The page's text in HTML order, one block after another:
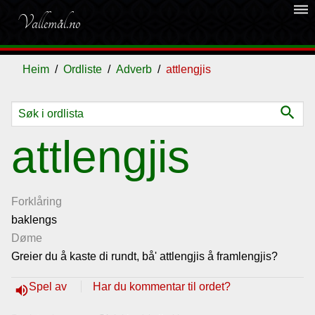
Vallemål.no
dehaze
Heim Ordliste Adverb attlengjis
search
attlengjis
Forklåring
baklengs
Døme
Greier du å kaste di rundt, bå' attlengjis å framlengjis?
volume_upSpel av Har du kommentar til ordet?
Ordliste
Om
vallemålet
Gjestebok
Nyhende